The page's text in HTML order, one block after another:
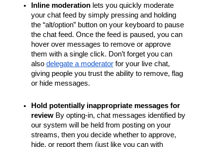
Inline moderation lets you quickly moderate
your chat feed by simply pressing and holding
the “alt/option” button on your keyboard to pause
the chat feed. Once the feed is paused, you can
hover over messages to remove or approve
them with a single click. Don’t forget you can
also delegate a moderator for your live chat,
giving people you trust the ability to remove, flag
or hide messages.
Hold potentially inappropriate messages for
review By opting-in, chat messages identified by
our system will be held from posting on your
streams, then you decide whether to approve,